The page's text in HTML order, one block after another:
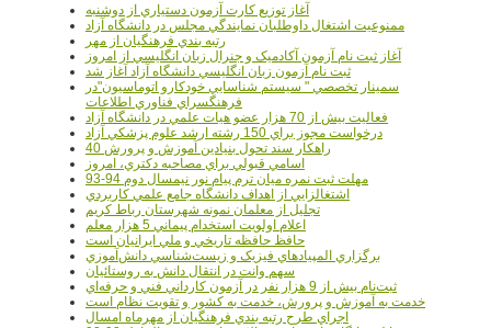
آغاز توزيع کارت آزمون دستياري از دوشنبه
ممنوعيت اشتغال داوطلبان نمايندگي مجلس در دانشگاه آزاد
رتبه بندي فرهنگيان از مهر
آغاز ثبت نام آزمون آکادميک و جنرال زبان انگليسي از امروز
ثبت نام آزمون زبان انگليسي دانشگاه آزاد آغاز شد
سمينار تخصصي " سيستم شناسايي خودکارو اتوماسيون"در
فرهنگسراي فناوري اطلاعات
فعاليت بيش از 70 هزار عضو هيات علمي در دانشگاه آزاد
درخواست مجوز براي 150 رشته ارشد علوم پزشکي آزاد
40 راهکار سند تحول بنيادين آموزش و پرورش
اسامي قبولي براي مصاحبه دکتري، امروز
مهلت ثبت نمره میان ترم پیام نور نیمسال دوم 94-93
اشتغالزايي از اهداف دانشگاه جامع علمي کاربردي
تجليل از معلمان نمونه شهرستان رباط کريم
اعلام اولويت استخدام پيماني 5 هزار معلم
حافظ حافظه تاريخي و ملي ايرانيان است
برگزاري المپيادهاي فيزيک و زيست‌شناسي دانش‌آموزي
سهم وانت در انتقال دانش به روستائيان
ثبت‌نام بيش از 9 هزار نفر در آزمون کارداني فني و حرفه‌اي
خدمت به آموزش و پرورش، خدمت به کشور و تقويت نظام است
اجراي طرح رتبه بندي فرهنگيان از مهرماه امسال